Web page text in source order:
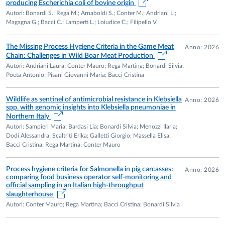
2022 - “Safety and sustainability of the wild game meat
chain in rural and peri-urban areas of Italy”, Progetti di
2017 - “Listeria monocytogenesin deli RTE products:
characterization of the pathogen, growth potential in
the substrate and possible solutions for safety and fast
2015 - “Extended-Spectrum ß-Lactamase and AmpC
producingEscherichia coliisolated from food, swine and
poultry: prevalence, characterization of antimicrobial
resistance and genes correlated, virulence factors,
phylogenetic grouping and genotyping of the isolates”,
Progetti di ricerca di interesse nazionale;
2010/11 - “Inibizione delle pompe di efflusso multidrug-
resistance come nuova strategia per il controllo delle
zecche e delle malattie da loro trasmesse”, Progetti di
ricerca di interesse nazionale;
2007/09 - “Pesce ghiaccio (Protosalanxspp. eNeosalanx
producing Escherichia coli of bovine origin
Autori: Bonardi S.; Rega M.; Arnaboldi S.; Conter M.; Andriani L.;
Magagna G.; Bacci C.; Lamperti L.; Loiudice C.; Filipello V.
The Missing Process Hygiene Criteria in the Game Meat
Chain: Challenges in Wild Boar Meat Production
Autori: Andriani Laura; Conter Mauro; Rega Martina; Bonardi Silvia;
Poeta Antonio; Pisani Giovanni Maria; Bacci Cristina
Anno: 2026
Wildlife as sentinel of antimicrobial resistance in Klebsiella
spp. with genomic insights into Klebsiella pneumoniae in
Northern Italy
Autori: Sampieri Maria; Bardasi Lia; Bonardi Silvia; Menozzi Ilaria;
Dodi Alessandra; Scaltriti Erika; Galletti Giorgio; Massella Elisa;
Bacci Cristina; Rega Martina; Conter Mauro
Anno: 2026
Process hygiene criteria for Salmonella in pig carcasses:
comparing food business operator self-monitoring and
official sampling in an Italian high-throughput
slaughterhouse
Autori: Conter Mauro; Rega Martina; Bacci Cristina; Bonardi Silvia
Anno: 2026